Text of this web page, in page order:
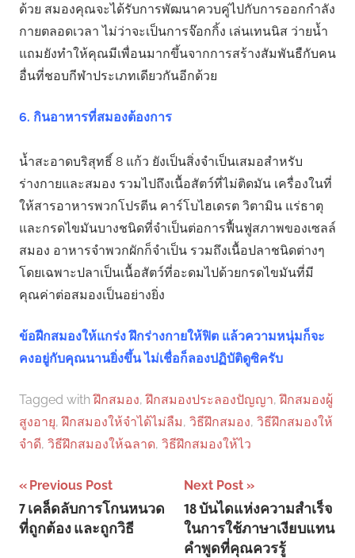
ด้วย สมองคุณจะได้รับการพัฒนาควบคู่ไปกับการออกกำลัง
กายตลอดเวลา ไม่ว่าจะเป็นการจ๊อกกิ้ง เล่นเทนนิส ว่ายน้ำ
แถมยังทำให้คุณมีเพื่อนมากขึ้นจากการสร้างสัมพันธืกับคน
อื่นที่ชอบกีฬาประเภทเดียวกันอีกด้วย
6. กินอาหารที่สมองต้องการ
น้ำสะอาดบริสุทธิ์ 8 แก้ว ยังเป็นสิ่งจำเป็นเสมอสำหรับ
ร่างกายและสมอง รวมไปถึงเนื้อสัตว์ที่ไม่ติดมัน เครื่องในที่
ให้สารอาหารพวกโปรตีน คาร์โบไฮเดรต วิตามิน แร่ธาตุ
และกรดไขมันบางชนิดที่จำเป็นต่อการฟื้นฟูสภาพของเซลล์
สมอง อาหารจำพวกผักก็จำเป็น รวมถึงเนื้อปลาชนิดต่างๆ
โดยเฉพาะปลาเป็นเนื้อสัตว์ที่อะดมไปด้วยกรดไขมันที่มี
คุณค่าต่อสมองเป็นอย่างยิ่ง
ข้อฝีกสมองให้แกร่ง ฝึกร่างกายให้ฟิต แล้วความหนุ่มก็จะ
คงอยู่กับคุณนานยิ่งขึ้น ไม่เชื่อก็ลองปฏิบัติดูซิครับ
Tagged withฝึกสมอง,ฝึกสมองประลองปัญญา,ฝึกสมองผู้
สูงอายุ,ฝึกสมองให้จําได้ไม่ลืม, วิธีฝึกสมอง, วิธีฝึกสมองให้
จําดี, วิธีฝึกสมองให้ฉลาด, วิธีฝึกสมองให้ไว
Post
navigation
Previous Post
7 เคล็ดลับการโกนหนวด
ที่ถูกต้อง และถูกวิธี
Next Post
18 บันไดแห่งความสำเร็จ
ในการใช้ภาษาเงียบแทน
คำพูดที่คุณควรรู้